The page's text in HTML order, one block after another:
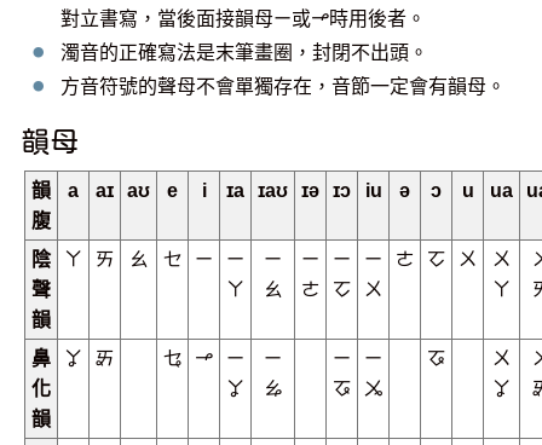
對立書寫，當後面接韻母ㄧ或ㆪ時用後者。
濁音的正確寫法是末筆畫圈，封閉不出頭。
方音符號的聲母不會單獨存在，音節一定會有韻母。
韻母
韻
腹
a aɪ aʊ e i ɪa ɪaʊ ɪə ɪɔ iu ə ɔ u ua
陰
聲
韻
ㄚ ㄞ ㄠ ㆤ ㄧ
ㄧ
ㄚ
ㄧ
ㄠ
ㄧ
ㄜ
ㄧ
ㆦ
ㄧ
ㄨ
ㄜ ㆦ ㄨ
ㄨ
ㄚ
鼻
化
韻
ㆩ ㆮ ㆥ ㆪ
ㄧ
ㆩ
ㄧ
ㆯ
ㄧ
ㆧ
ㄧ
ㆫ
ㆧ
ㄨ
ㆩ